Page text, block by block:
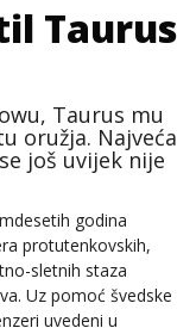
Taurus
Taurus mu
oružja. Najveća
još uvijek nije
godina
protutenkovskih,
sletnih staza
Uz pomoć švedske
uvedeni u